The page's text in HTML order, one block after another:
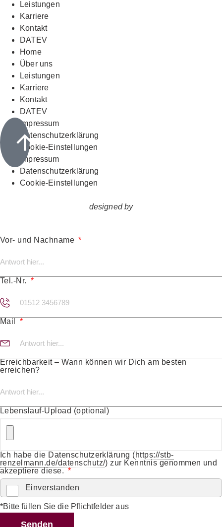
Leistungen
Karriere
Kontakt
DATEV
Home
Über uns
Leistungen
Karriere
Kontakt
DATEV
Impressum
Datenschutzerklärung
Cookie-Einstellungen
Impressum
Datenschutzerklärung
Cookie-Einstellungen
designed by
Vor- und Nachname
Tel.-Nr.
Mail
Erreichbarkeit – Wann können wir Dich am besten
erreichen?
Lebenslauf-Upload (optional)
Ich habe die Datenschutzerklärung (https://stb-
renzelmann.de/datenschutz/) zur Kenntnis genommen und
akzeptiere diese.
Einverstanden
*Bitte füllen Sie die Pflichtfelder aus
Senden